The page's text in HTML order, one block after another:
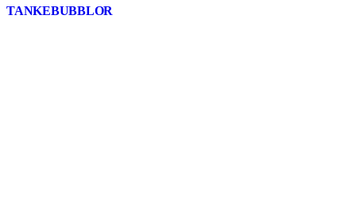
TANKEBUBBLOR